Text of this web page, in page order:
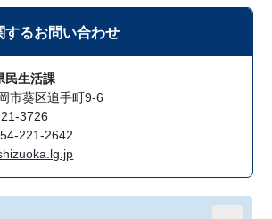
するお問い合わせ
民生活課
市葵区追手町9-6
3726
221-2642